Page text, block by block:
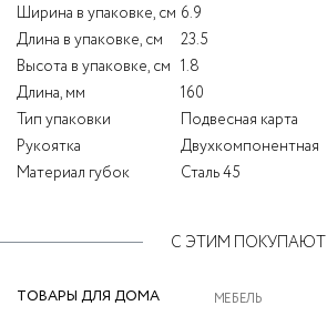
Ширина в упаковке, см 6.9
Длина в упаковке, см
23.5
Высота в упаковке, см 1.8
Длина, мм
160
Тип упаковки
Подвесная карта
Рукоятка
Двухкомпонентная
Материал губок
Сталь 45
С ЭТИМ ПОКУПАЮТ
ТОВАРЫ ДЛЯ ДОМА МЕБЕЛЬ